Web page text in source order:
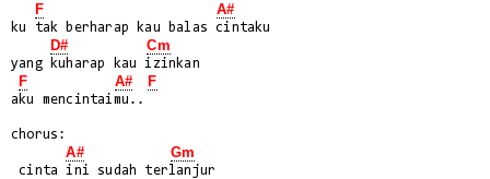
F A#
ku tak berharap kau balas cintaku
D# Cm
yang kuharap kau izinkan
F A# F
aku mencintaimu..
chorus:
A# Gm
cinta ini sudah terlanjur